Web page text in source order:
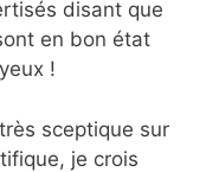
disant que
en bon état
!
sceptique sur
je crois